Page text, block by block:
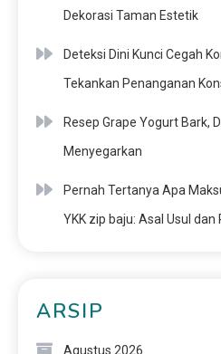
Dekorasi Taman Estetik
Deteksi Dini Kunci Cegah
Tekankan Penanganan
Resep Grape Yogurt Bark,
Menyegarkan
Pernah Tertanya Apa
YKK zip baju: Asal Usul dan
ARSIP
Agustus 2026